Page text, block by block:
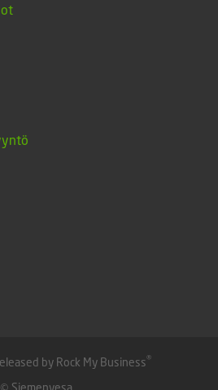
by Rock My Business®
© Siemenvesa